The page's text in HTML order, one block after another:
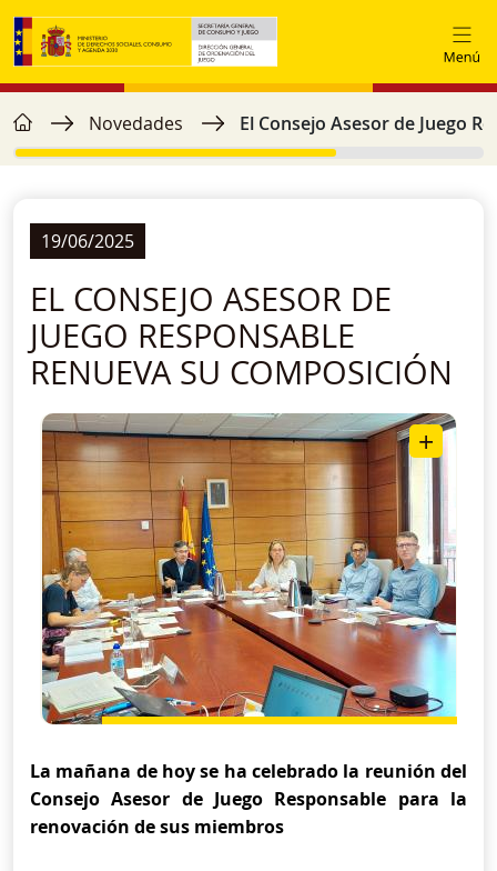
Pasar al contenido principal
Ruta de navegación
home Novedades El Consejo Asesor de Juego
19/06/2025
EL CONSEJO ASESOR DE
JUEGO RESPONSABLE
RENUEVA SU COMPOSICIÓN
La mañana de hoy se ha celebrado la reunión del
Consejo Asesor de Juego Responsable para la
renovación de sus miembros